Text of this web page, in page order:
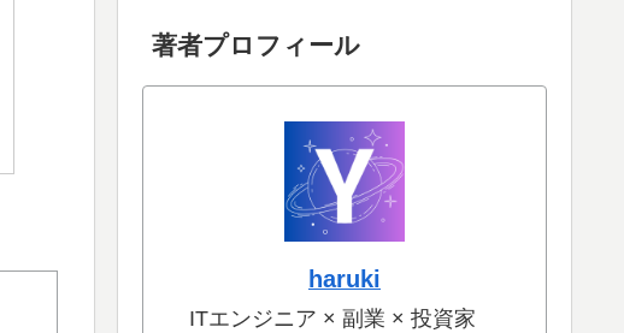
著者プロフィール
haruki
ITエンジニア × 副業 × 投資家